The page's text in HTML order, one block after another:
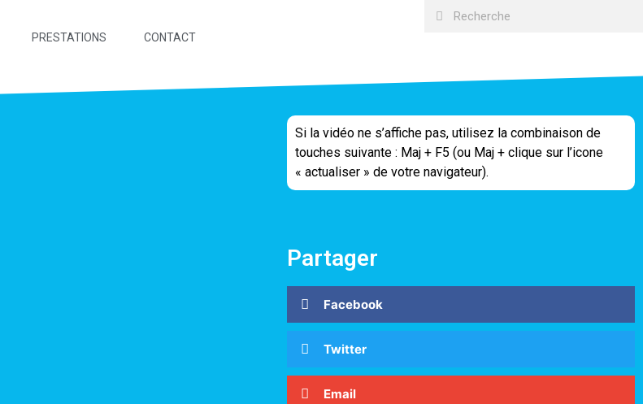
PRESTATIONS CONTACT
Si la vidéo ne s’affiche pas, utilisez la combinaison de
touches suivante : Maj + F5 (ou Maj + clique sur l’icone
« actualiser » de votre navigateur).
Partager
Facebook
Twitter
Email